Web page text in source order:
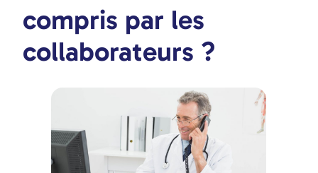
compris par les
collaborateurs ?